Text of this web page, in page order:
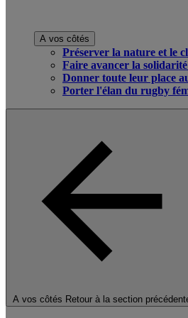
A vos côtés
Préserver la nature et le
Faire avancer la
Donner toute leur place
Porter l'élan du rugby
A vos côtés Retour à la section